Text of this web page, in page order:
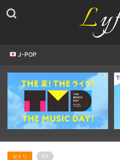
J-POP
セトリ PR